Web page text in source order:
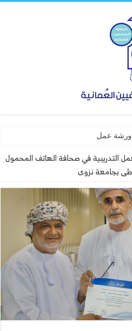
ورشة عمل “أساسيات التصميم”
التدريبية في صحافة الهاتف المحمول
بجامعة نزوى